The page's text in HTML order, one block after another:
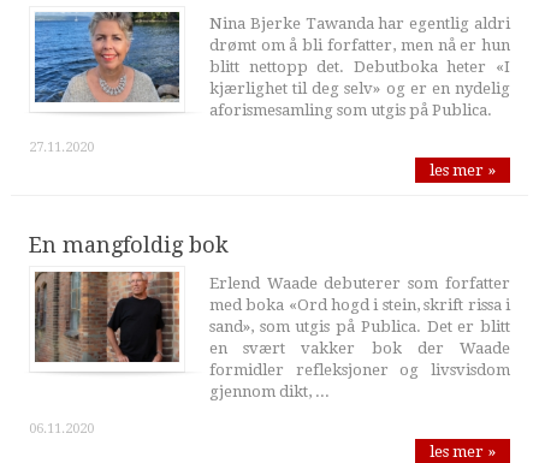
Nina Bjerke Tawanda har egentlig aldri
drømt om å bli forfatter, men nå er hun
blitt nettopp det. Debutboka heter «I
kjærlighet til deg selv» og er en nydelig
aforismesamling som utgis på Publica.
27.11.2020
les mer »
En mangfoldig bok
Erlend Waade debuterer som forfatter
med boka «Ord hogd i stein, skrift rissa i
sand», som utgis på Publica. Det er blitt
en svært vakker bok der Waade
formidler refleksjoner og livsvisdom
gjennom dikt, ...
06.11.2020
les mer »